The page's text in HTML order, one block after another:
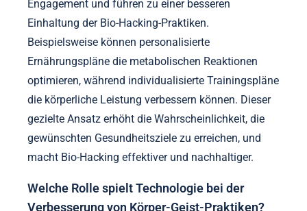
Hacking-Ergebnisse verbessern?
Personalisierte Ansätze können die Bio-Hacking-
Ergebnisse erheblich verbessern, indem sie
Strategien auf individuelle Bedürfnisse
zuschneiden. Anpassungen fördern das
Engagement und führen zu einer besseren
Einhaltung der Bio-Hacking-Praktiken.
Beispielsweise können personalisierte
Ernährungspläne die metabolischen Reaktionen
optimieren, während individualisierte Trainingspläne